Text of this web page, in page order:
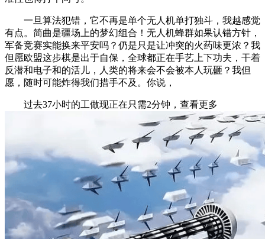
一旦算法犯错，它不再是单个无人机单打独斗，我越感觉
有点。简曲是疆场上的梦幻组合！无人机蜂群如果认错方针，
军备竞赛实能换来平安吗？仍是只是让冲突的火药味更浓？我
但愿欧盟这步棋是出于自保，全球都正在手艺上下功夫，干着
反潜和电子和的活儿，人类的将来会不会被本人玩砸？我但
愿，随时可能炸得我们措手不及。你说，
过去37小时的工做现正在只需2分钟，查看更多